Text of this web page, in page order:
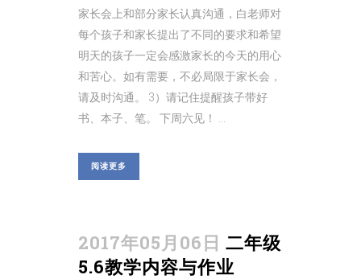
家长会上和部分家长认真沟通，白老师对
每个孩子和家长提出了不同的要求和希望
明天的孩子一定会感激家长的今天的用心
和苦心。如有需要，不必局限于家长会，
请及时沟通。 3）请记住提醒孩子带好
书、本子、笔。 下周六见！ ...
阅读更多
2017年05月06日 二年级
5.6教学内容与作业